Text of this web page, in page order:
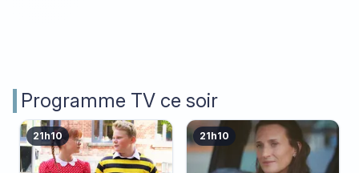
Programme TV ce soir
21h10 21h10